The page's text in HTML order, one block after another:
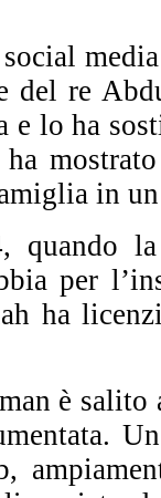
del re
e lo ha
in
quando
per
ha
è salito